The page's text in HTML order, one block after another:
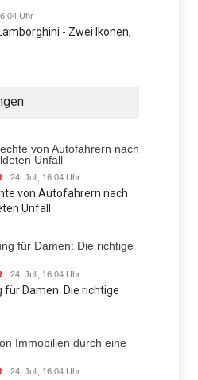
Uhr
- Zwei Ikonen,
24. Juli, 16:04 Uhr
von Autofahrern nach
Unfall
24. Juli, 16:04 Uhr
Damen: Die richtige
24. Juli, 16:04 Uhr